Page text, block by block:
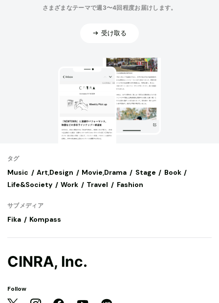
さまざまなテーマで週3〜4回程度お届けします。
受け取る
タグ
Music Art,Design Movie,Drama Stage
Book
Life&Society
Work Travel Fashion
サブメディア
Fika Kompass
CINRA, Inc.
Follow